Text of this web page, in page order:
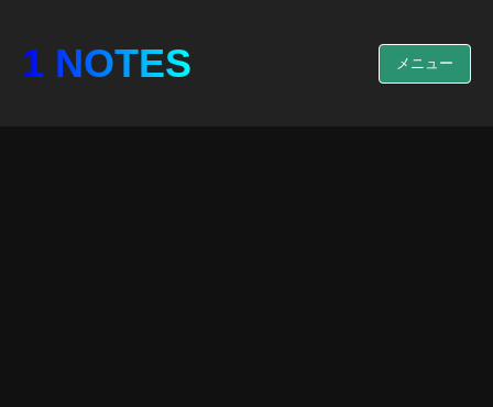
1 NOTES メニュー